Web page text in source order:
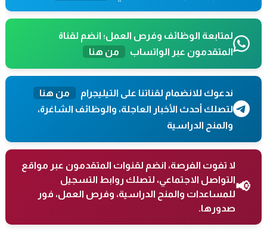
لمتابعة الوظائف وفرص العمل؛ انضم لقناة
المتقدمون عبر الواتساب
من هنا
ندعوك للانضمام لقناتنا على التيليجرام
من هنا
لتصلك أحدث الأخبار العاجلة، والوظائف الشاغرة،
والمنح الدراسية
📢
لا تفوت الفرصة، انضم لقنوات المتقدمون عبر مواقع
التواصل الاجتماعي، لتصلك روابط التسجيل
للمساعدات والمنح الدراسية، وفرص العمل، فور
صدورها.